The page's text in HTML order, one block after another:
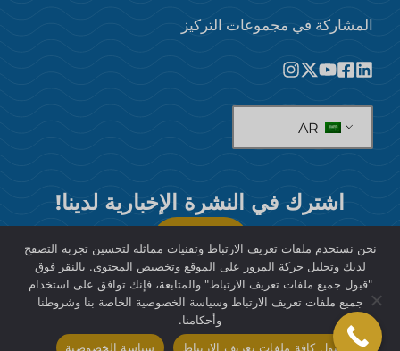
المشاركة في مجموعات التركيز
اشترك في النشرة الإخبارية لدينا!
يشترك
نحن نستخدم ملفات تعريف الارتباط وتقنيات مماثلة لتحسين تجربة التصفح
لديك وتحليل حركة المرور على الموقع وتخصيص المحتوى. بالنقر فوق
"قبول جميع ملفات تعريف الارتباط" والمتابعة، فإنك توافق على استخدام
جميع ملفات تعريف الارتباط وسياسة الخصوصية الخاصة بنا وشروطنا
وأحكامنا.
قبول كافة ملفات تعريف الارتباط
سياسة الخصوصية